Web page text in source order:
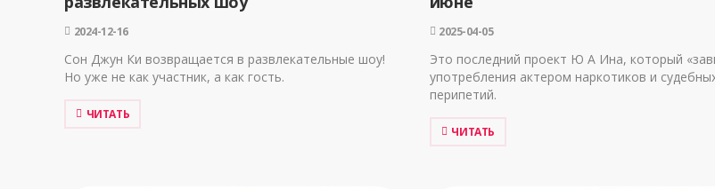
2024-12-16
Сон Джун Ки возвращается в развлекательные шоу!
Но уже не как участник, а как гость.
ЧИТАТЬ
2025-04-05
Это последний проект Ю А Ина, который
употребления актером наркотиков и
перипетий.
ЧИТАТЬ